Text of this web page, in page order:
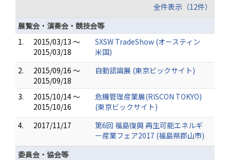
全件表示（12件）
展覧会・演奏会・競技会等
1.
2015/03/13 ～
2015/03/18
SXSW TradeShow (オースティン
米国)
2.
2015/09/16 ～
2015/09/18
自動認識展 (東京ビックサイト)
3.
2015/10/14 ～
2015/10/16
危機管理産業展(RISCON TOKYO)
(東京ビックサイト)
4.
2017/11/17
第6回 福島復興 再生可能エネルギ
ー産業フェア2017 (福島県郡山市)
委員会・協会等